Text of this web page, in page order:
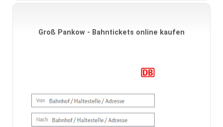
Groß Pankow - Bahntickets online kaufen